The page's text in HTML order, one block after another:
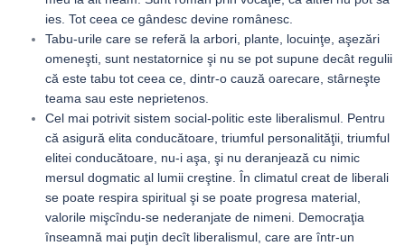
ies. Tot ceea ce gândesc devine românesc.
Tabu-urile care se referă la arbori, plante, locuinţe, aşezări
omeneşti, sunt nestatornice şi nu se pot supune decât regulii
că este tabu tot ceea ce, dintr-o cauză oarecare, stârneşte
teama sau este neprietenos.
Cel mai potrivit sistem social-politic este liberalismul. Pentru
că asigură elita conducătoare, triumful personalităţii, triumful
elitei conducătoare, nu-i aşa, şi nu deranjează cu nimic
mersul dogmatic al lumii creştine. În climatul creat de liberali
se poate respira spiritual şi se poate progresa material,
valorile mişcîndu-se nederanjate de nimeni. Democraţia
înseamnă mai puţin decît liberalismul, care are într-un